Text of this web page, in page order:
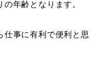
年齢となります。
仕事に有利で便利と思